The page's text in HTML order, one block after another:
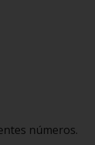
números.